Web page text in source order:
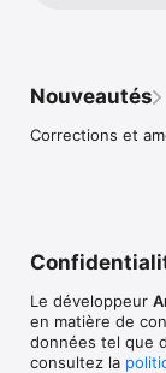
Nouveautés
Corrections et
Le développeur
en matière de
données tel que
consultez la